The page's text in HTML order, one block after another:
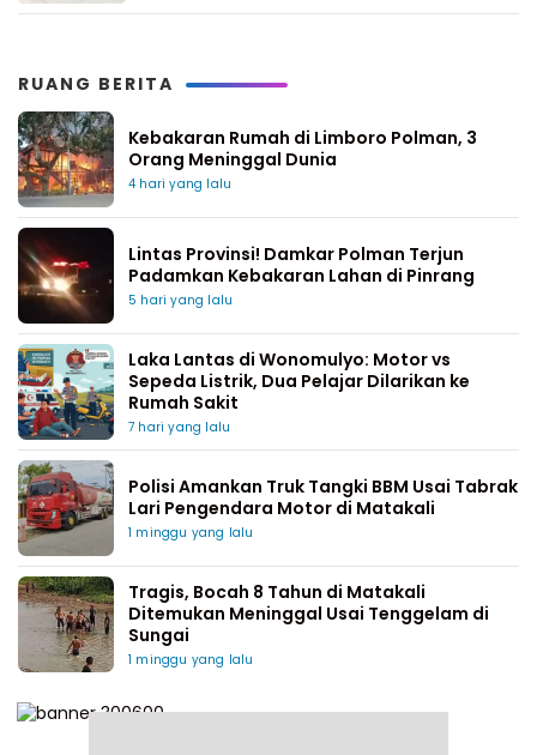
RUANG BERITA
Kebakaran Rumah di Limboro Polman, 3
Orang Meninggal Dunia
4 hari yang lalu
Lintas Provinsi! Damkar Polman Terjun
Padamkan Kebakaran Lahan di Pinrang
5 hari yang lalu
Laka Lantas di Wonomulyo: Motor vs
Sepeda Listrik, Dua Pelajar Dilarikan ke
Rumah Sakit
7 hari yang lalu
Polisi Amankan Truk Tangki BBM Usai Tabrak
Lari Pengendara Motor di Matakali
1 minggu yang lalu
Tragis, Bocah 8 Tahun di Matakali
Ditemukan Meninggal Usai Tenggelam di
Sungai
1 minggu yang lalu